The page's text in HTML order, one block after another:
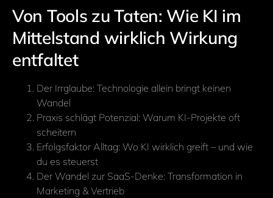
Von Tools zu Taten: Wie KI im
Mittelstand wirklich Wirkung
entfaltet
Der Irrglaube: Technologie allein bringt keinen
Wandel
Praxis schlägt Potenzial: Warum KI-Projekte oft
scheitern
Erfolgsfaktor Alltag: Wo KI wirklich greift – und wie
du es steuerst
Der Wandel zur SaaS-Denke: Transformation in
Marketing & Vertrieb